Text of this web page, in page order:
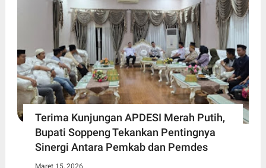
Terima Kunjungan APDESI Merah Putih,
Bupati Soppeng Tekankan Pentingnya
Sinergi Antara Pemkab dan Pemdes
Maret 15, 2026